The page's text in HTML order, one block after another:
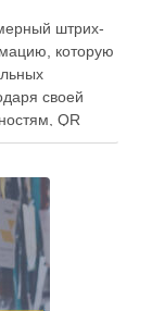
штрих-
которую
своей
QR